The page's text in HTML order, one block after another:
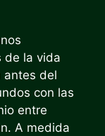
de la vida
antes del
con las
entre
A medida